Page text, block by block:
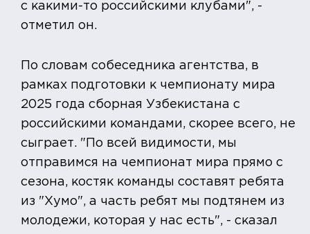
с какими-то российскими клубами", -
отметил он.
По словам собеседника агентства, в
рамках подготовки к чемпионату мира
2025 года сборная Узбекистана с
российскими командами, скорее всего, не
сыграет. "По всей видимости, мы
отправимся на чемпионат мира прямо с
сезона, костяк команды составят ребята
из "Хумо", а часть ребят мы подтянем из
молодежи, которая у нас есть", - сказал